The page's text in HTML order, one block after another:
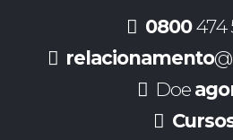
0800474
relacionamento
Doe